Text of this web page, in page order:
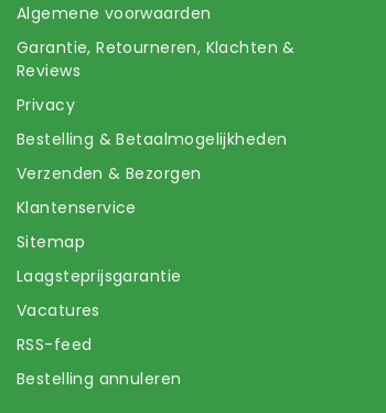
Algemene voorwaarden
Garantie, Retourneren, Klachten &
Reviews
Privacy
Bestelling & Betaalmogelijkheden
Verzenden & Bezorgen
Klantenservice
Sitemap
Laagsteprijsgarantie
Vacatures
RSS-feed
Bestelling annuleren